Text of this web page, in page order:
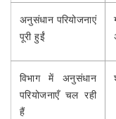
अनुसंधान परियोजनाएं
पूरी हुईं
विभाग में अनुसंधान
परियोजनाएँ चल रही
हैं